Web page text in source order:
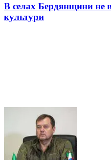
В селах Бердянщини не
культури